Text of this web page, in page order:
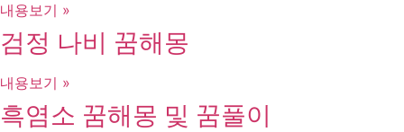
내용보기 »
검정 나비 꿈해몽
내용보기 »
흑염소 꿈해몽 및 꿈풀이